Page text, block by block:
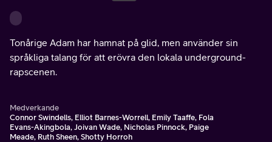
Tonårige Adam har hamnat på glid, men använder sin
språkliga talang för att erövra den lokala underground-
rapscenen.
Medverkande
Connor Swindells, Elliot Barnes-Worrell, Emily Taaffe, Fola
Evans-Akingbola, Joivan Wade, Nicholas Pinnock, Paige
Meade, Ruth Sheen, Shotty Horroh